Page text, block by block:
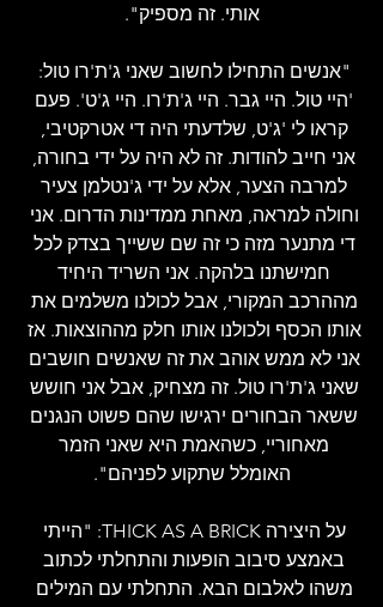
אותי. זה מספיק".
"אנשים התחילו לחשוב שאני ג'ת'רו טול:
'היי טול. היי גבר. היי ג'ת'רו. היי ג'ט'. פעם
קראו לי 'ג'ט, שלדעתי היה די אטרקטיבי,
אני חייב להודות. זה לא היה על ידי בחורה,
למרבה הצער, אלא על ידי ג'נטלמן צעיר
וחולה למראה, מאחת ממדינות הדרום. אני
די מתנער מזה כי זה שם ששייך בצדק לכל
חמישתנו בלהקה. אני השריד היחיד
מההרכב המקורי, אבל לכולנו משלמים את
אותו הכסף ולכולנו אותו חלק מההוצאות. אז
אני לא ממש אוהב את זה שאנשים חושבים
שאני ג'ת'רו טול. זה מצחיק, אבל אני חושש
ששאר הבחורים ירגישו שהם פשוט הנגנים
מאחוריי, כשהאמת היא שאני הזמר
האומלל שתקוע לפניהם".
על היצירה THICK AS A BRICK: "הייתי
באמצע סיבוב הופעות והתחלתי לכתוב
משהו לאלבום הבא. התחלתי עם המילים